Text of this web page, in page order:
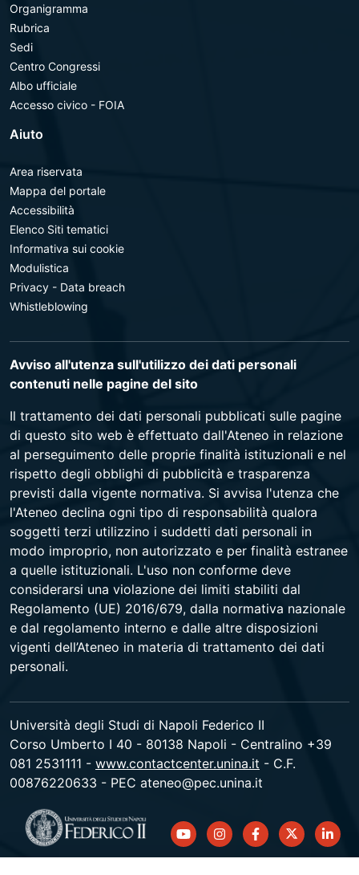
Organigramma
Rubrica
Sedi
Centro Congressi
Albo ufficiale
Accesso civico - FOIA
Aiuto
Area riservata
Mappa del portale
Accessibilità
Elenco Siti tematici
Informativa sui cookie
Modulistica
Privacy - Data breach
Whistleblowing
Avviso all'utenza sull'utilizzo dei dati personali
contenuti nelle pagine del sito
Il trattamento dei dati personali pubblicati sulle pagine
di questo sito web è effettuato dall'Ateneo in relazione
al perseguimento delle proprie finalità istituzionali e nel
rispetto degli obblighi di pubblicità e trasparenza
previsti dalla vigente normativa. Si avvisa l'utenza che
l'Ateneo declina ogni tipo di responsabilità qualora
soggetti terzi utilizzino i suddetti dati personali in
modo improprio, non autorizzato e per finalità estranee
a quelle istituzionali. L'uso non conforme deve
considerarsi una violazione dei limiti stabiliti dal
Regolamento (UE) 2016/679, dalla normativa nazionale
e dal regolamento interno e dalle altre disposizioni
vigenti dell’Ateneo in materia di trattamento dei dati
personali.
Università degli Studi di Napoli Federico II
Corso Umberto I 40 - 80138 Napoli - Centralino +39
081 2531111 - www.contactcenter.unina.it - C.F.
00876220633 - PEC ateneo@pec.unina.it
youtubeinstagramfacebooktwitter